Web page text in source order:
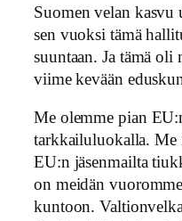
Suomen velan kasvu
sen vuoksi tämä
suuntaan. Ja tämä oli
viime kevään
Me olemme pian
tarkkailuluokalla. Me
EU:n jäsenmailta
on meidän
kuntoon.